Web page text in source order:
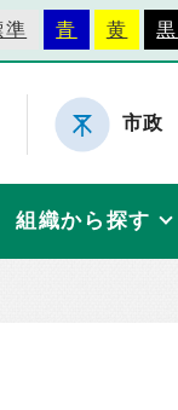
準 青 黄 黒
市政
組織から探す